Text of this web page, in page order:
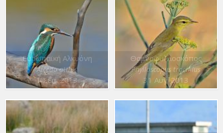
Ευρωπαϊκή Αλκυόνη
Alcedo atthis
1 Σεπ. 2013
Θαμνοφυλλοσκόπος
Phylloscopus trochilus
31 Αυγ. 2013